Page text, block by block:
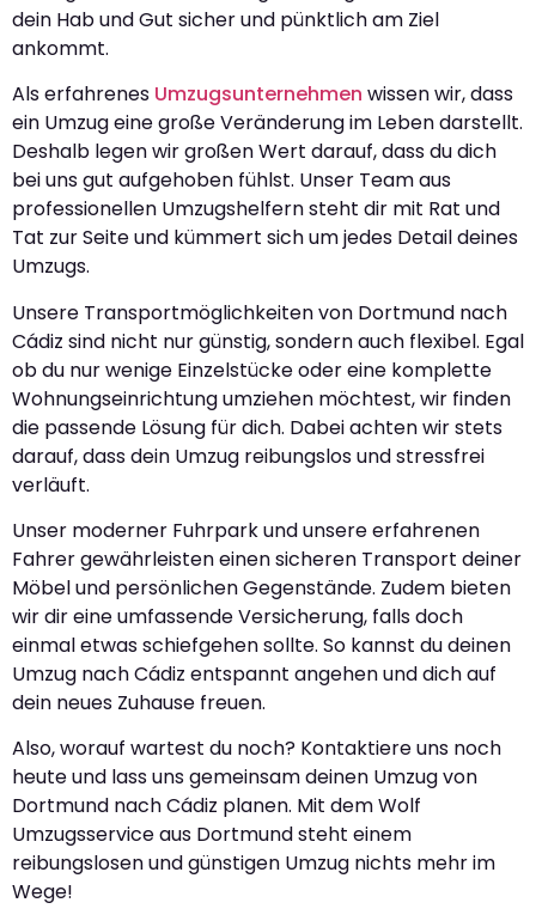
dein Hab und Gut sicher und pünktlich am Ziel
ankommt.
Als erfahrenes Umzugsunternehmen wissen wir, dass
ein Umzug eine große Veränderung im Leben darstellt.
Deshalb legen wir großen Wert darauf, dass du dich
bei uns gut aufgehoben fühlst. Unser Team aus
professionellen Umzugshelfern steht dir mit Rat und
Tat zur Seite und kümmert sich um jedes Detail deines
Umzugs.
Unsere Transportmöglichkeiten von Dortmund nach
Cádiz sind nicht nur günstig, sondern auch flexibel. Egal
ob du nur wenige Einzelstücke oder eine komplette
Wohnungseinrichtung umziehen möchtest, wir finden
die passende Lösung für dich. Dabei achten wir stets
darauf, dass dein Umzug reibungslos und stressfrei
verläuft.
Unser moderner Fuhrpark und unsere erfahrenen
Fahrer gewährleisten einen sicheren Transport deiner
Möbel und persönlichen Gegenstände. Zudem bieten
wir dir eine umfassende Versicherung, falls doch
einmal etwas schiefgehen sollte. So kannst du deinen
Umzug nach Cádiz entspannt angehen und dich auf
dein neues Zuhause freuen.
Also, worauf wartest du noch? Kontaktiere uns noch
heute und lass uns gemeinsam deinen Umzug von
Dortmund nach Cádiz planen. Mit dem Wolf
Umzugsservice aus Dortmund steht einem
reibungslosen und günstigen Umzug nichts mehr im
Wege!